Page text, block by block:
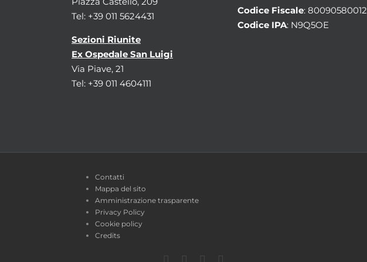
Tel: +39 011 5624431
Sezioni Riunite
Ex Ospedale San Luigi
Via Piave, 21
Tel: +39 011 4604111
Codice Fiscale: 80090580012
Codice IPA: N9Q5OE
Contatti
Mappa del sito
Amministrazione trasparente
Privacy Policy
Cookie policy
Credits
Facebook
TwitterYouTube